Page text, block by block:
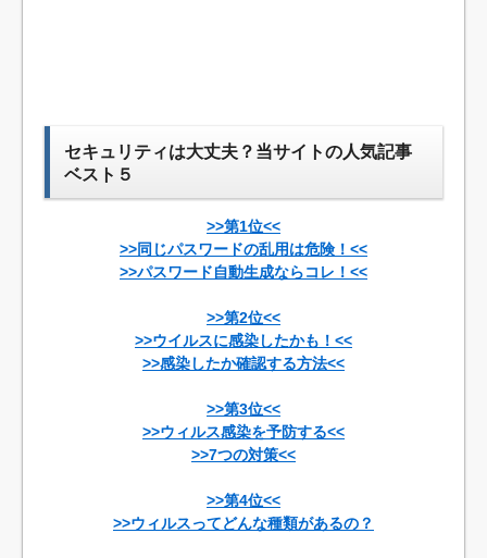
セキュリティは大丈夫？当サイトの人気記事
ベスト５
>>第1位<<
>>同じパスワードの乱用は危険！<<
>>パスワード自動生成ならコレ！<<
>>第2位<<
>>ウイルスに感染したかも！<<
>>感染したか確認する方法<<
>>第3位<<
>>ウィルス感染を予防する<<
>>7つの対策<<
>>第4位<<
>>ウィルスってどんな種類があるの？